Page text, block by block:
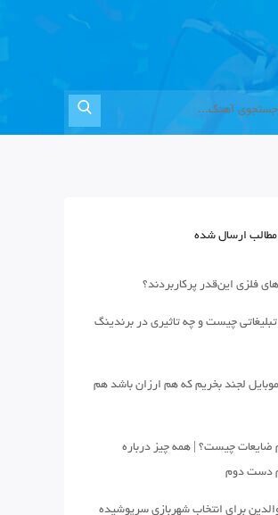
مطالب ارسال شده
فلزی این‌قدر پرکاربردند؟
چیست و چه تاثیری در برندینگ
لجند بخریم که هم ارزان باشد هم
ضایعات چیست؟ | همه چیز درباره
دست دوم
برای انتخاب شهربازی سرپوشیده